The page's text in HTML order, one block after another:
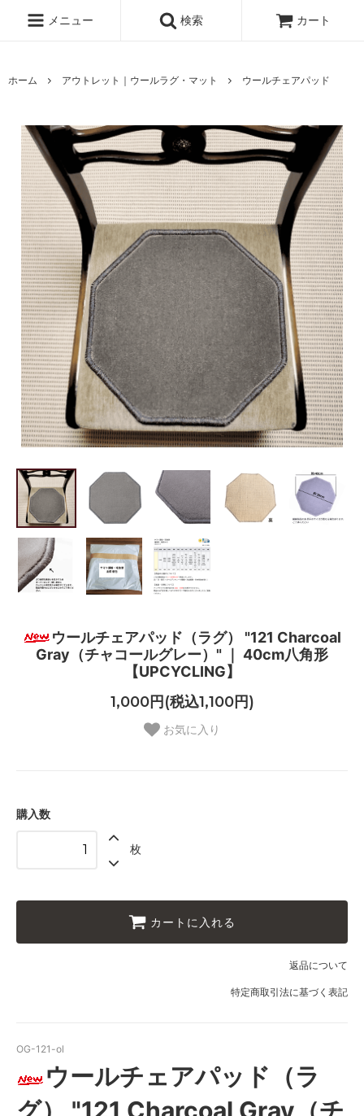
メニュー 検索 カート
ホーム アウトレット｜ウールラグ・マット ウールチェアパッド
ウールチェアパッド（ラグ） "121 Charcoal
Gray（チャコールグレー）" ｜ 40cm八角形
【UPCYCLING】
1,000円(税込1,100円)
お気に入り
購入数
枚
カートに入れる
返品について
特定商取引法に基づく表記
OG-121-ol
ウールチェアパッド（ラ
グ） "121 Charcoal Gray（チ